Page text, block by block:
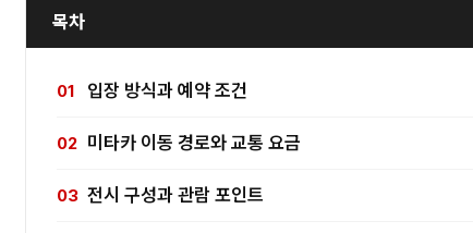
목차
입장 방식과 예약 조건
미타카 이동 경로와 교통 요금
전시 구성과 관람 포인트